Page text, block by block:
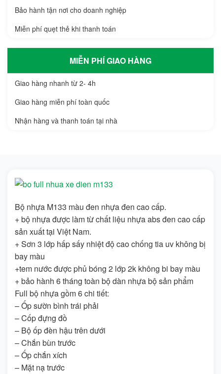
Bảo hành tận nơi cho doanh nghiệp
Miễn phí quẹt thẻ khi thanh toán
MIỄN PHÍ GIAO HÀNG
Giao hàng nhanh từ 2- 4h
Giao hàng miễn phí toàn quốc
Nhận hàng và thanh toán tại nhà
Bộ nhựa M133 màu đen nhựa đen cao cấp.
+ bộ nhựa được làm từ chất liệu nhựa abs đen cao cấp
sản xuất tại Việt Nam.
+ Sơn 3 lớp hấp sấy nhiệt độ cao chống tia uv không bị
bay màu
+tem nước được phủ bóng 2 lớp 2k không bi bay màu
+ bảo hành 6 tháng toàn bộ dàn nhựa bộ sản phẩm
Full bộ nhựa gồm 6 chi tiết:
– Ốp sườn bình trái phải
– Cốp đựng đồ
– Bộ ốp đèn hậu trên dưới
– Chắn bùn trước
– Ốp chắn xích
– Mặt nạ trước